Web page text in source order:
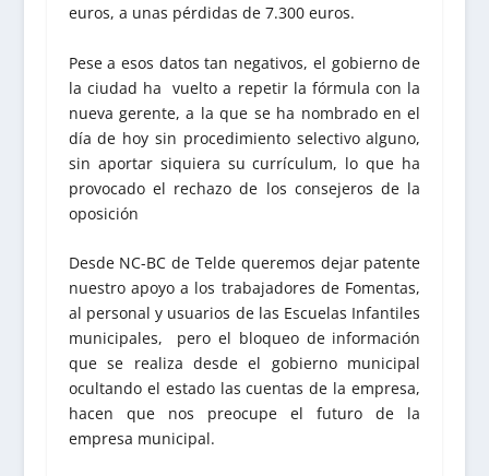
euros, a unas pérdidas de 7.300 euros.
Pese a esos datos tan negativos, el gobierno de
la ciudad ha vuelto a repetir la fórmula con la
nueva gerente, a la que se ha nombrado en el
día de hoy sin procedimiento selectivo alguno,
sin aportar siquiera su currículum, lo que ha
provocado el rechazo de los consejeros de la
oposición
Desde NC-BC de Telde queremos dejar patente
nuestro apoyo a los trabajadores de Fomentas,
al personal y usuarios de las Escuelas Infantiles
municipales, pero el bloqueo de información
que se realiza desde el gobierno municipal
ocultando el estado las cuentas de la empresa,
hacen que nos preocupe el futuro de la
empresa municipal.